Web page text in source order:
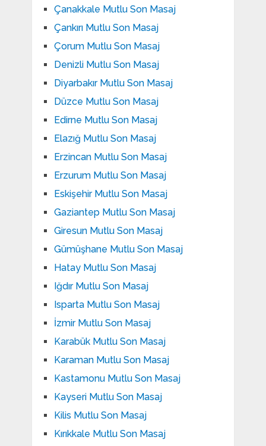
Çanakkale Mutlu Son Masaj
Çankırı Mutlu Son Masaj
Çorum Mutlu Son Masaj
Denizli Mutlu Son Masaj
Diyarbakır Mutlu Son Masaj
Düzce Mutlu Son Masaj
Edirne Mutlu Son Masaj
Elazığ Mutlu Son Masaj
Erzincan Mutlu Son Masaj
Erzurum Mutlu Son Masaj
Eskişehir Mutlu Son Masaj
Gaziantep Mutlu Son Masaj
Giresun Mutlu Son Masaj
Gümüşhane Mutlu Son Masaj
Hatay Mutlu Son Masaj
Iğdır Mutlu Son Masaj
Isparta Mutlu Son Masaj
İzmir Mutlu Son Masaj
Karabük Mutlu Son Masaj
Karaman Mutlu Son Masaj
Kastamonu Mutlu Son Masaj
Kayseri Mutlu Son Masaj
Kilis Mutlu Son Masaj
Kırıkkale Mutlu Son Masaj